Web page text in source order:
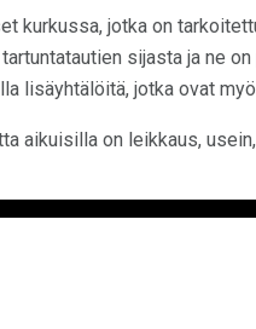
kurkussa, jotka on
sijasta ja ne
lisäyhtälöitä, jotka ovat
aikuisilla on leikkaus,